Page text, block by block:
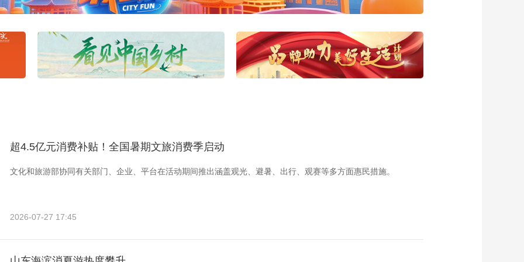
超4.5亿元消费补贴！全国暑期文旅消费季启动
文化和旅游部协同有关部门、企业、平台在活动期间推出涵盖观光、避暑、出行、观赛等多方面惠民措施。
2026-07-27 17:45